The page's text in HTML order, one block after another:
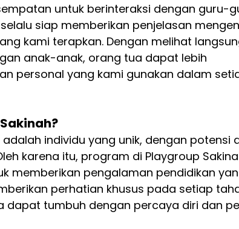
untuk berinteraksi dengan guru-
siap memberikan penjelasan
kami terapkan. Dengan melihat
anak-anak, orang tua dapat lebih
personal yang kami gunakan dalam
individu yang unik, dengan potensi
karena itu, program di Playgroup
memberikan pengalaman pendidikan
perhatian khusus pada setiap
dapat tumbuh dengan percaya diri dan